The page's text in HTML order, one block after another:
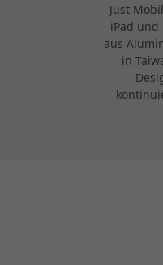
Just
iPad
aus
in